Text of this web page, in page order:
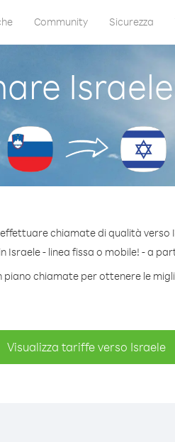
Community Sicurezza
chiamate di qualità verso
Israele - linea fissa o mobile! - a
chiamate per ottenere le
Visualizza tariffe verso Israele